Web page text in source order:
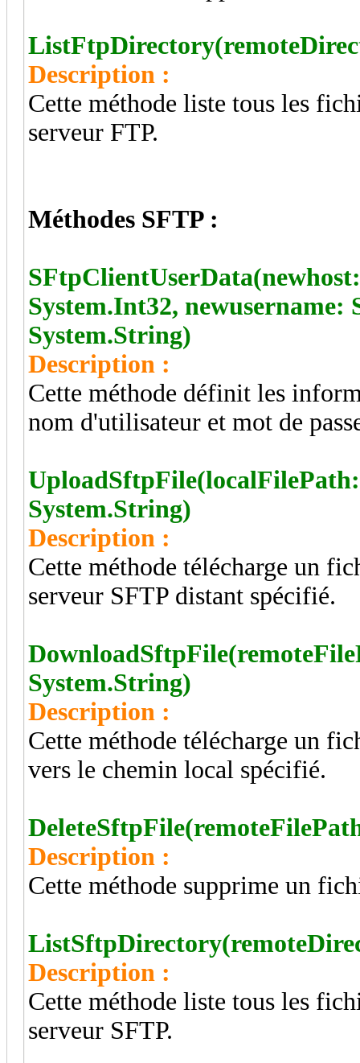
Description :
Cette méthode liste tous les
serveur FTP.
Méthodes SFTP :
System.Int32, newusername:
System.String)
Description :
Cette méthode définit les
nom d'utilisateur et mot de
System.String)
Description :
Cette méthode télécharge un
serveur SFTP distant spécifié.
System.String)
Description :
Cette méthode télécharge un
vers le chemin local spécifié.
Description :
Cette méthode supprime un
Description :
Cette méthode liste tous les
serveur SFTP.